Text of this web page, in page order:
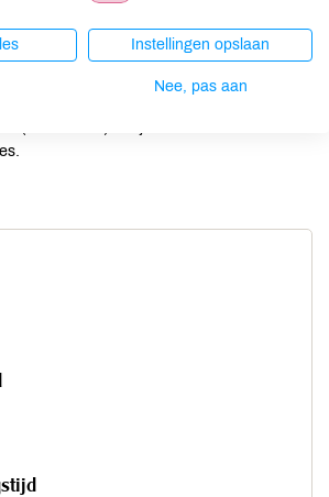
de uiteinden dicht, zodat je een soort toffee
Instellingen opslaan
Nee, pas aan